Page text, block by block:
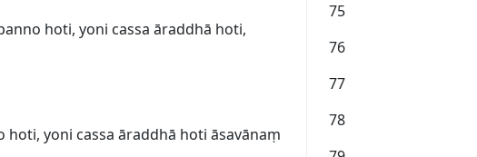
75
76
77
78
hoti, yoni cassa āraddhā hoti,
yoni cassa āraddhā hoti āsavānaṃ